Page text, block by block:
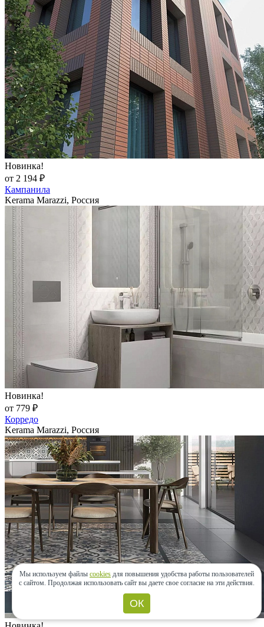
Новинка!
от 2 194 ₽
Кампанила
Kerama Marazzi, Россия
Новинка!
от 779 ₽
Корредо
Kerama Marazzi, Россия
Мы используем файлы cookies для повышения удобства работы пользователей
с сайтом. Продолжая использовать сайт вы даете свое согласие на эти действия.
ОК